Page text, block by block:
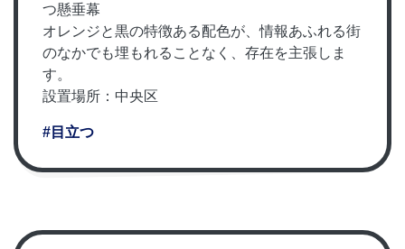
つ懸垂幕
オレンジと黒の特徴ある配色が、情報あふれる街
のなかでも埋もれることなく、存在を主張しま
す。
設置場所：中央区
#目立つ